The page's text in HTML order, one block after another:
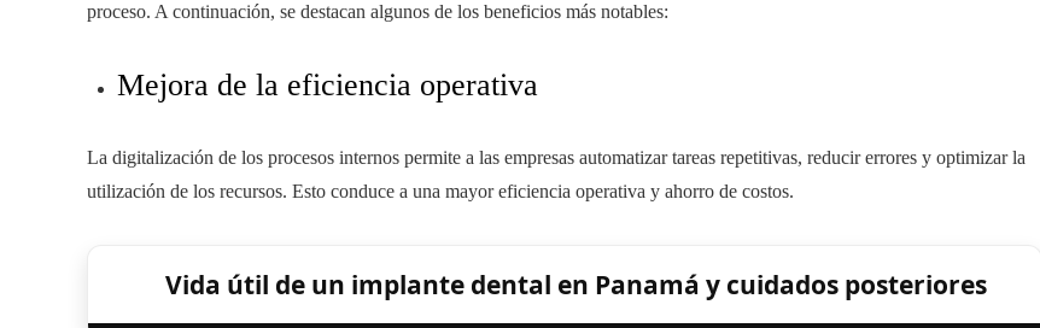
proceso. A continuación, se destacan algunos de los beneficios más notables:
Mejora de la eficiencia operativa
La digitalización de los procesos internos permite a las empresas automatizar tareas repetitivas, reducir errores y optimizar la
utilización de los recursos. Esto conduce a una mayor eficiencia operativa y ahorro de costos.
Vida útil de un implante dental en Panamá y cuidados posteriores